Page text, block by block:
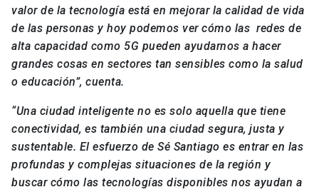
valor de la tecnología está en mejorar la calidad de vida
de las personas y hoy podemos ver cómo las redes de
alta capacidad como 5G pueden ayudarnos a hacer
grandes cosas en sectores tan sensibles como la salud
o educación”, cuenta.
“Una ciudad inteligente no es solo aquella que tiene
conectividad, es también una ciudad segura, justa y
sustentable. El esfuerzo de Sé Santiago es entrar en las
profundas y complejas situaciones de la región y
buscar cómo las tecnologías disponibles nos ayudan a